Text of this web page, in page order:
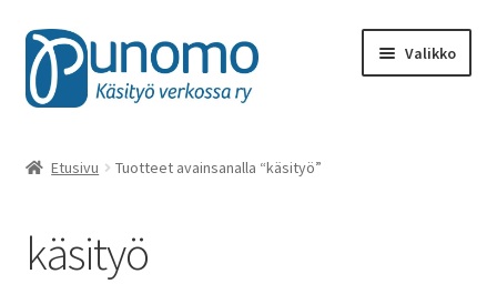
Siirry
navigointiin
Siirry
sisältöön
Valikko
Kirjat, lehdet
Etusivu Tuotteet avainsanalla “käsityö”
käsityö